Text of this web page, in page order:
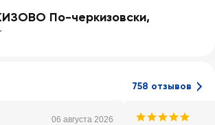
По-черкизовски,
758 отзывов
06 августа 2026